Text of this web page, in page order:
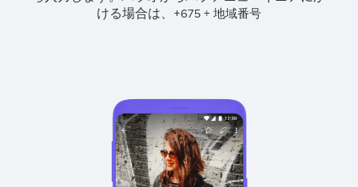
ける場合は、 +675 + 地域番号